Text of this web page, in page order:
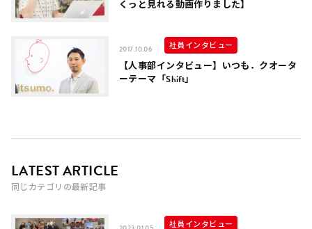
くっと見れる動画作りました】
2017.10.06 社員インタビュー
【人事部インタビュー】いつも．クオータ
ーテーマ「Shift」
LATEST ARTICLE
同じカテゴリの最新記事
社員インタビュー